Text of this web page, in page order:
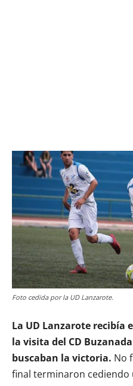
Foto cedida por la UD Lanzarote.
La UD Lanzarote recibía
la visita del CD
buscaban la victoria. No
final terminaron cediendo